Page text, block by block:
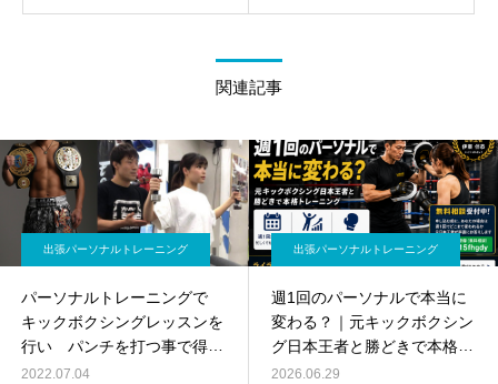
関連記事
出張パーソナルトレーニング
パーソナルトレーニングで
キックボクシングレッスンを
行い パンチを打つ事で得ら
れるダイエットにもつながる
2022.07.04
出張パーソナルトレーニング
週1回のパーソナルで本当に
変わる？｜元キックボクシン
グ日本王者と勝どきで本格ト
レーニング
2026.06.29